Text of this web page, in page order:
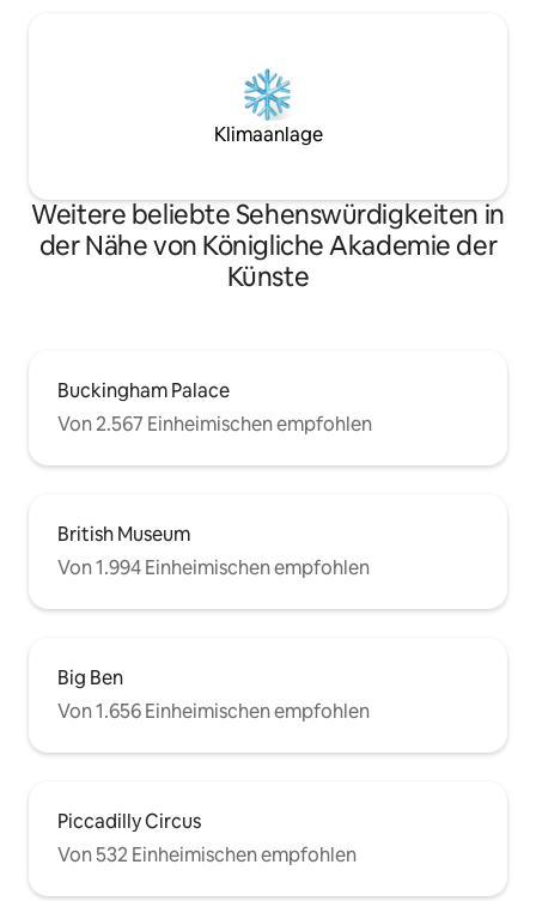
Klimaanlage
Weitere beliebte Sehenswürdigkeiten in
der Nähe von Königliche Akademie der
Künste
Buckingham Palace
Von 2.567 Einheimischen empfohlen
British Museum
Von 1.994 Einheimischen empfohlen
Big Ben
Von 1.656 Einheimischen empfohlen
Piccadilly Circus
Von 532 Einheimischen empfohlen